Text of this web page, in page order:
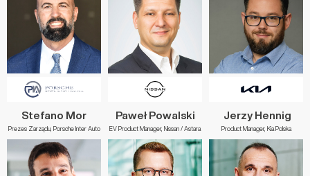
Stefano Mor
Prezes Zarządu, Porsche Inter Auto
Paweł Powalski
EV Product Manager, Nissan / Astara
Jerzy Hennig
Product Manager, Kia Polska